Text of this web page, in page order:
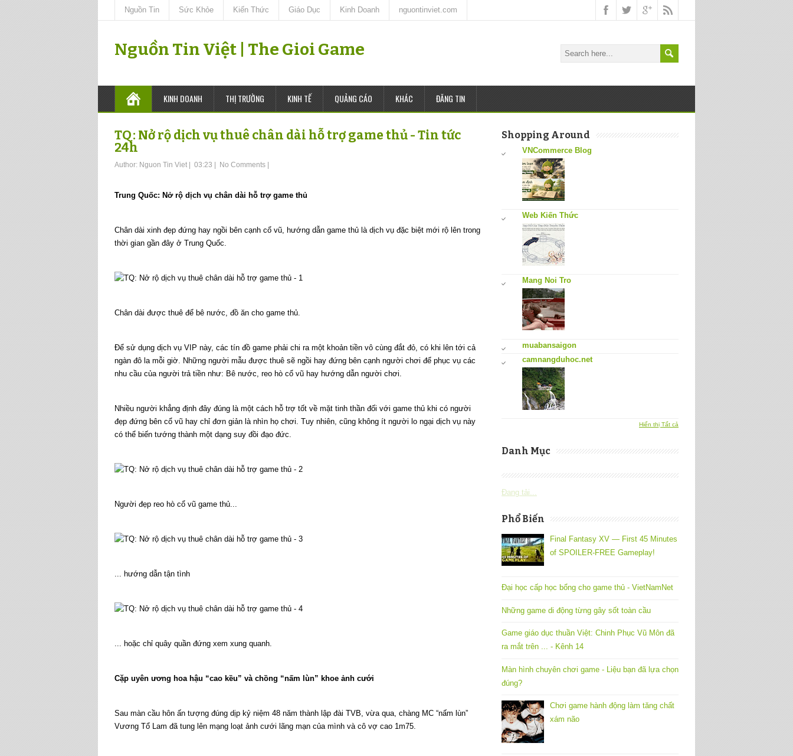
Nguồn Tin Sức Khỏe Kiến Thức Giáo Dục Kinh Doanh nguontinviet.com
Nguồn Tin Việt | The Gioi Game
KINH DOANH THỊ TRƯỜNG KINH TẾ QUẢNG CÁO KHÁC ĐĂNG TIN
TQ: Nở rộ dịch vụ thuê chân dài hỗ trợ game thủ - Tin tức
24h
Author: Nguon Tin Viet 03:23 No Comments
Trung Quốc: Nở rộ dịch vụ chân dài hỗ trợ game thủ
Chân dài xinh đẹp đứng hay ngồi bên cạnh cổ vũ, hướng dẫn game thủ là dịch vụ đặc biệt mới rộ lên trong
thời gian gần đây ở Trung Quốc.
Chân dài được thuê để bê nước, đồ ăn cho game thủ.
Để sử dụng dịch vụ VIP này, các tín đồ game phải chi ra một khoản tiền vô cùng đắt đỏ, có khi lên tới cả
ngàn đô la mỗi giờ. Những người mẫu được thuê sẽ ngồi hay đứng bên cạnh người chơi để phục vụ các
nhu cầu của người trả tiền như: Bê nước, reo hò cổ vũ hay hướng dẫn người chơi.
Nhiều người khẳng định đây đúng là một cách hỗ trợ tốt về mặt tinh thần đối với game thủ khi có người
đẹp đứng bên cổ vũ hay chỉ đơn giản là nhìn họ chơi. Tuy nhiên, cũng không ít người lo ngại dịch vụ này
có thể biến tướng thành một dạng suy đồi đạo đức.
Người đẹp reo hò cổ vũ game thủ...
... hướng dẫn tận tình
... hoặc chỉ quây quần đứng xem xung quanh.
Cặp uyên ương hoa hậu “cao kều” và chồng “nấm lùn” khoe ảnh cưới
Sau màn cầu hôn ấn tượng đúng dịp kỷ niệm 48 năm thành lập đài TVB, vừa qua, chàng MC “nấm lùn”
Vương Tổ Lam đã tung lên mạng loạt ảnh cưới lãng mạn của mình và cô vợ cao 1m75.
Shopping Around
VNCommerce Blog
Web Kiến Thức
Mang Noi Tro
muabansaigon
camnangduhoc.net
Hiển thị Tất cả
Danh Mục
Đang tải...
Phổ Biến
Final Fantasy XV — First 45 Minutes
of SPOILER-FREE Gameplay!
Đại học cấp học bổng cho game thủ - VietNamNet
Những game di động từng gây sốt toàn cầu
Game giáo dục thuần Việt: Chinh Phục Vũ Môn đã
ra mắt trên ... - Kênh 14
Màn hình chuyên chơi game - Liệu bạn đã lựa chọn
đúng?
Chơi game hành động làm tăng chất
xám não